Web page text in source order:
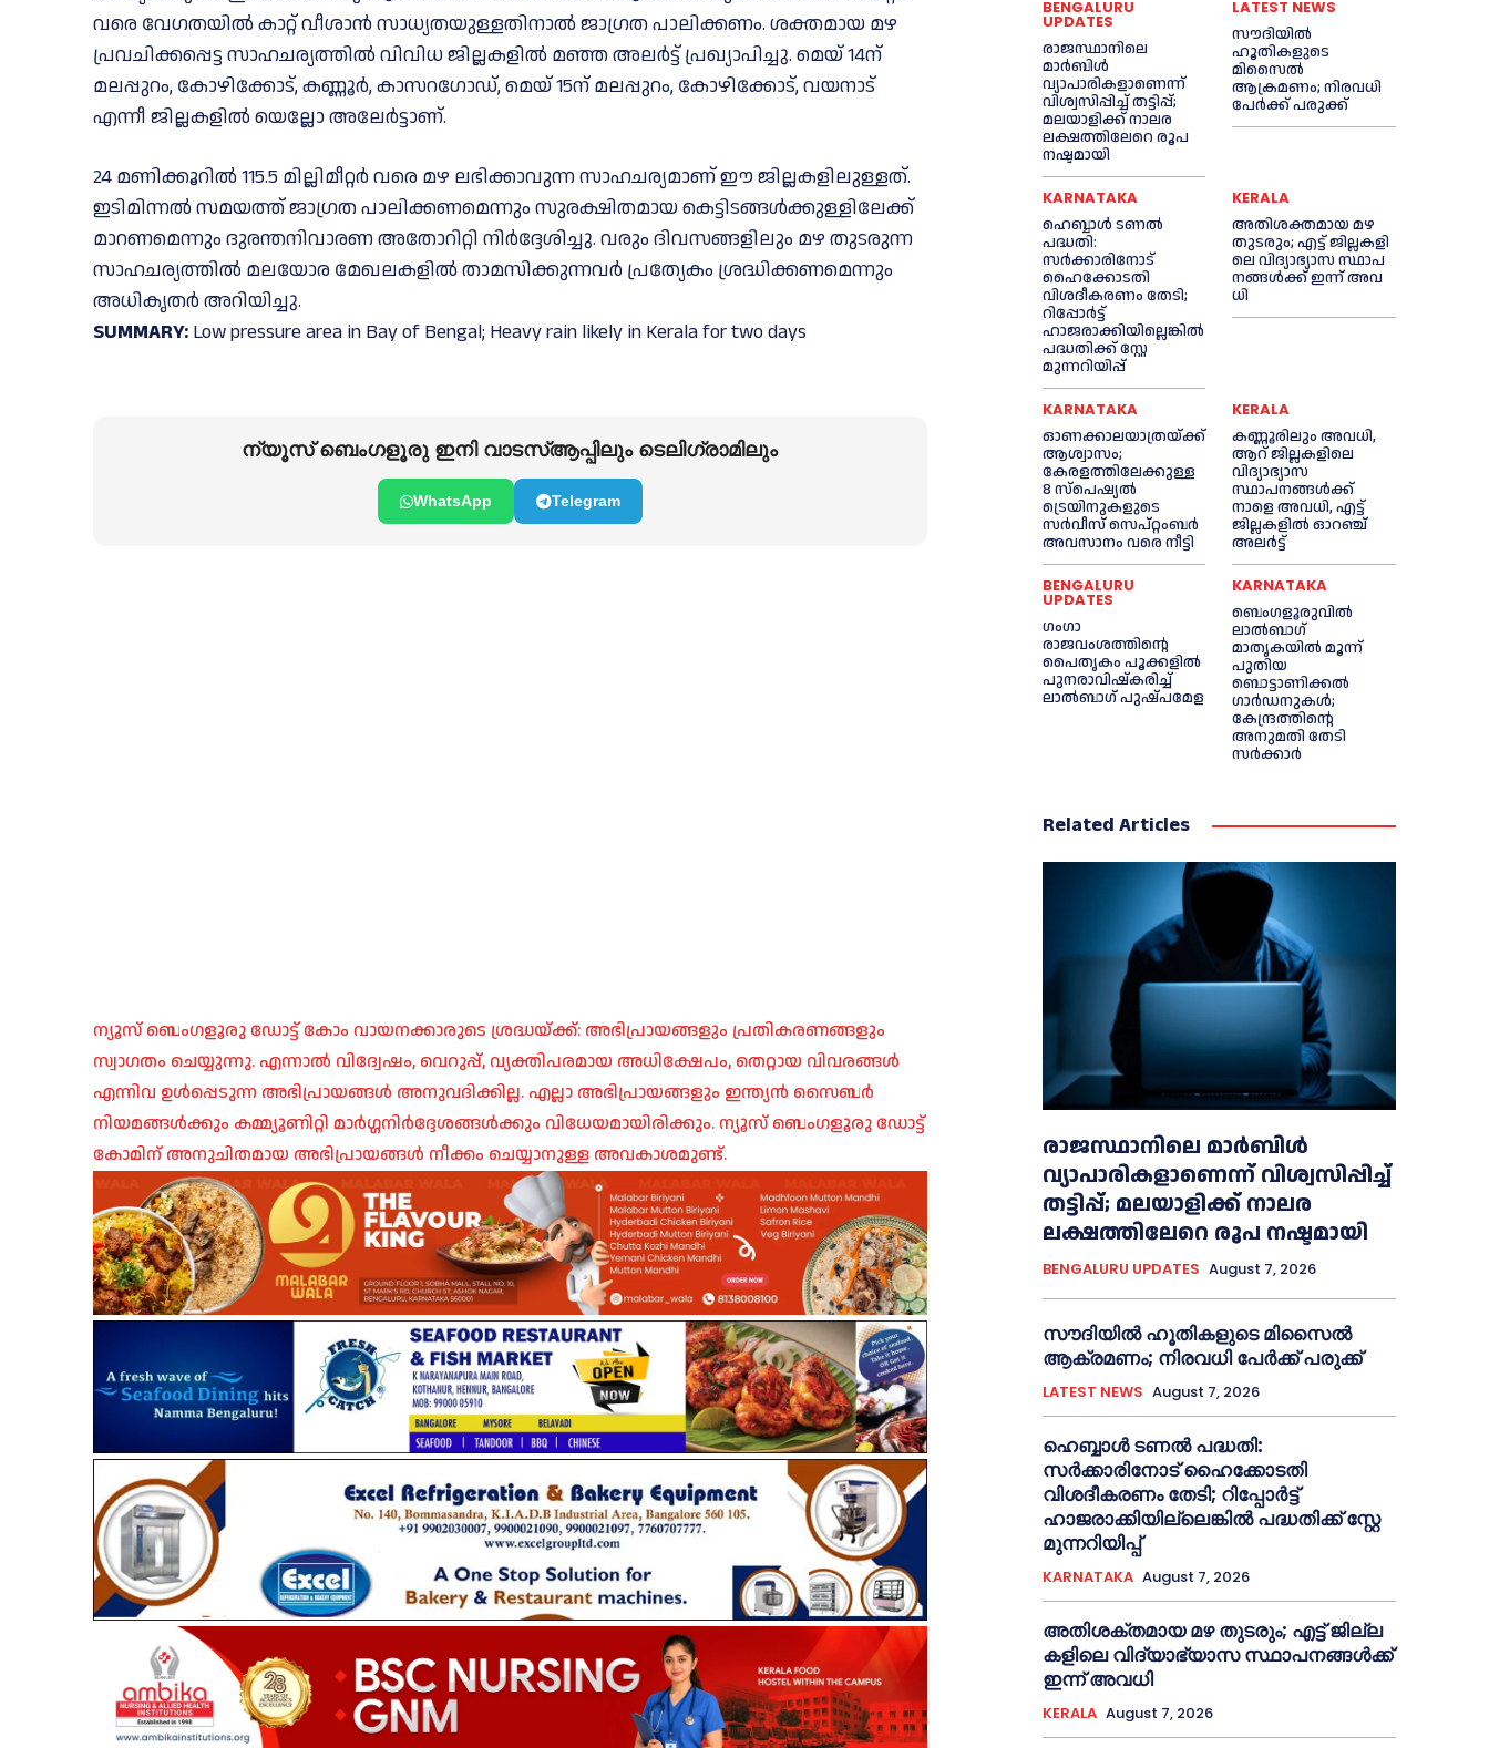
വരെ വേഗതയില്‍ കാറ്റ് വീശാന്‍ സാധ്യതയുള്ളതിനാല്‍ ജാഗ്രത പാലിക്കണം. ശക്തമായ മഴ
പ്രവചിക്കപ്പെട്ട സാഹചര്യത്തില്‍ വിവിധ ജില്ലകളില്‍ മഞ്ഞ അലര്‍ട്ട് പ്രഖ്യാപിച്ചു. മെയ് 14ന്
മലപ്പുറം, കോഴിക്കോട്, കണ്ണൂര്‍, കാസറഗോഡ്, മെയ് 15ന് മലപ്പുറം, കോഴിക്കോട്, വയനാട്
എന്നീ ജില്ലകളില്‍ യെല്ലോ അലേര്‍ട്ടാണ്.
24 മണിക്കൂറില്‍ 115.5 മില്ലിമീറ്റര്‍ വരെ മഴ ലഭിക്കാവുന്ന സാഹചര്യമാണ് ഈ ജില്ലകളിലുള്ളത്.
ഇടിമിന്നല്‍ സമയത്ത് ജാഗ്രത പാലിക്കണമെന്നും സുരക്ഷിതമായ കെട്ടിടങ്ങള്‍ക്കുള്ളിലേക്ക്
മാറണമെന്നും ദുരന്തനിവാരണ അതോറിറ്റി നിര്‍ദ്ദേശിച്ചു. വരും ദിവസങ്ങളിലും മഴ തുടരുന്ന
സാഹചര്യത്തില്‍ മലയോര മേഖലകളില്‍ താമസിക്കുന്നവര്‍ പ്രത്യേകം ശ്രദ്ധിക്കണമെന്നും
അധികൃതര്‍ അറിയിച്ചു.
SUMMARY: Low pressure area in Bay of Bengal; Heavy rain likely in Kerala for two days
ന്യൂസ് ബെംഗളൂരു ഇനി വാടസ്ആപ്പിലും ടെലിഗ്രാമിലും
WhatsApp Telegram
ന്യൂസ് ബെംഗളൂരു ഡോട്ട് കോം വായനക്കാരുടെ ശ്രദ്ധയ്ക്ക്: അഭിപ്രായങ്ങളും പ്രതികരണങ്ങളും
സ്വാഗതം ചെയ്യുന്നു. എന്നാൽ വിദ്വേഷം, വെറുപ്പ്, വ്യക്തിപരമായ അധിക്ഷേപം, തെറ്റായ വിവരങ്ങൾ
എന്നിവ ഉൾപ്പെടുന്ന അഭിപ്രായങ്ങൾ അനുവദിക്കില്ല. എല്ലാ അഭിപ്രായങ്ങളും ഇന്ത്യൻ സൈബർ
നിയമങ്ങൾക്കും കമ്മ്യൂണിറ്റി മാർഗ്ഗനിർദ്ദേശങ്ങൾക്കും വിധേയമായിരിക്കും. ന്യൂസ് ബെംഗളൂരു ഡോട്ട്
കോമിന് അനുചിതമായ അഭിപ്രായങ്ങൾ നീക്കം ചെയ്യാനുള്ള അവകാശമുണ്ട്.
BENGALURU
UPDATES
രാജസ്ഥാനിലെ
മാർബിൾ
വ്യാപാരികളാണെന്ന്
വിശ്വസിപ്പിച്ച് തട്ടിപ്പ്;
മലയാളിക്ക് നാലര
ലക്ഷത്തിലേറെ രൂപ
നഷ്ടമായി
LATEST NEWS
സൗദിയിൽ
ഹൂതികളുടെ
മിസൈൽ
ആക്രമണം; നിരവധി
പേർക്ക് പരുക്ക്
KARNATAKA
ഹെബ്ബാൾ ടണൽ
പദ്ധതി:
സർക്കാരിനോട്
ഹൈക്കോടതി
വിശദീകരണം തേടി;
റിപ്പോർട്ട്
ഹാജരാക്കിയില്ലെങ്കിൽ
പദ്ധതിക്ക് സ്റ്റേ
മുന്നറിയിപ്പ്
KERALA
അതിശക്തമായ മഴ
തുടരും; എട്ട് ജി​ല്ല​ക​ളി​
ലെ വി​ദ്യാ​ഭ്യാ​സ സ്ഥാ​പ​
ന​ങ്ങ​ൾ​ക്ക് ഇ​ന്ന് അ​വ​
ധി
KARNATAKA
ഓണക്കാലയാത്രയ്ക്ക്
ആശ്വാസം;
കേരളത്തിലേക്കുള്ള
8 സ്പെഷ്യൽ
ട്രെയിനുകളുടെ
സർവീസ് സെപ്റ്റംബർ
അവസാനം വരെ നീട്ടി
KERALA
കണ്ണൂരിലും അവധി,
ആറ് ജില്ലകളിലെ
വിദ്യാഭ്യാസ
സ്ഥാപനങ്ങൾക്ക്
നാളെ അവധി, എട്ട്
ജില്ലകളിൽ ഓറഞ്ച്
അലർട്ട്
BENGALURU
UPDATES
ഗംഗാ
രാജവംശത്തിന്റെ
പൈതൃകം പൂക്കളിൽ
പുനരാവിഷ്‌കരിച്ച്
ലാൽബാഗ് പുഷ്പമേള
KARNATAKA
ബെംഗളൂരുവിൽ
ലാൽബാഗ്
മാതൃകയിൽ മൂന്ന്
പുതിയ
ബൊട്ടാണിക്കൽ
ഗാർഡനുകൾ;
കേന്ദ്രത്തിന്റെ
അനുമതി തേടി
സർക്കാർ
Related Articles
രാജസ്ഥാനിലെ മാർബിൾ
വ്യാപാരികളാണെന്ന് വിശ്വസിപ്പിച്ച്
തട്ടിപ്പ്; മലയാളിക്ക് നാലര
ലക്ഷത്തിലേറെ രൂപ നഷ്ടമായി
BENGALURU UPDATES August 7, 2026
സൗദിയിൽ ഹൂതികളുടെ മിസൈൽ
ആക്രമണം; നിരവധി പേർക്ക് പരുക്ക്
LATEST NEWS August 7, 2026
ഹെബ്ബാൾ ടണൽ പദ്ധതി:
സർക്കാരിനോട് ഹൈക്കോടതി
വിശദീകരണം തേടി; റിപ്പോർട്ട്
ഹാജരാക്കിയില്ലെങ്കിൽ പദ്ധതിക്ക് സ്റ്റേ
മുന്നറിയിപ്പ്
KARNATAKA August 7, 2026
അതിശക്തമായ മഴ തുടരും; എട്ട് ജി​ല്ല​
ക​ളി​ലെ വി​ദ്യാ​ഭ്യാ​സ സ്ഥാ​പ​ന​ങ്ങ​ൾ​ക്ക്
ഇ​ന്ന് അ​വ​ധി
KERALA August 7, 2026